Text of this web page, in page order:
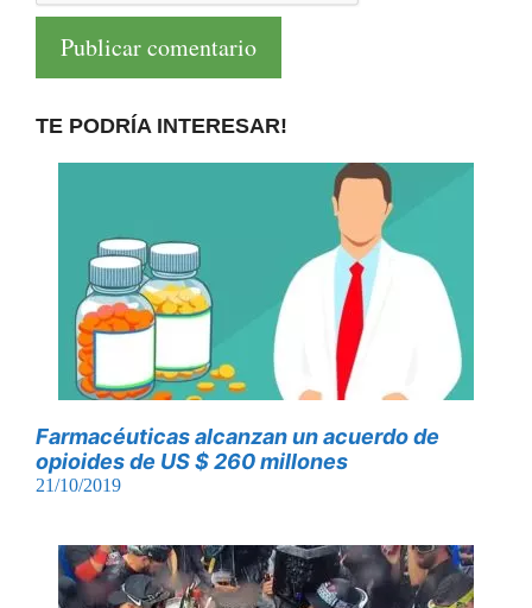
TE PODRÍA INTERESAR!
Farmacéuticas alcanzan un acuerdo de
opioides de US $ 260 millones
21/10/2019